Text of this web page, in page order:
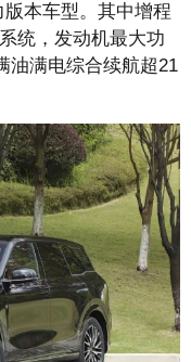
本车型。其中增程
统，发动机最大功
油满电综合续航超21